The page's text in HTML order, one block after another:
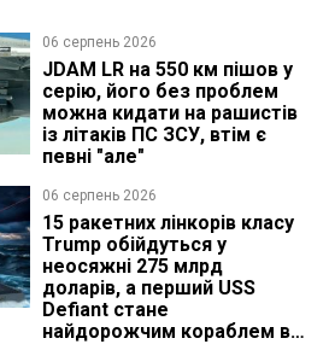
06 серпень 2026
JDAM LR на 550 км пішов у
серію, його без проблем
можна кидати на рашистів
із літаків ПС ЗСУ, втім є
певні "але"
06 серпень 2026
15 ракетних лінкорів класу
Trump обійдуться у
неосяжні 275 млрд
доларів, а перший USS
Defiant стане
найдорожчим кораблем в